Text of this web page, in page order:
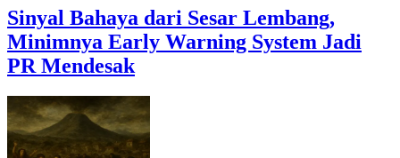
Sinyal Bahaya dari Sesar Lembang,
Minimnya Early Warning System Jadi
PR Mendesak